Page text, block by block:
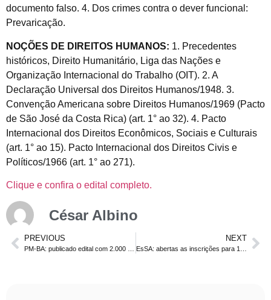
documento falso. 4. Dos crimes contra o dever funcional:
Prevaricação.
NOÇÕES DE DIREITOS HUMANOS: 1. Precedentes
históricos, Direito Humanitário, Liga das Nações e
Organização Internacional do Trabalho (OIT). 2. A
Declaração Universal dos Direitos Humanos/1948. 3.
Convenção Americana sobre Direitos Humanos/1969 (Pacto
de São José da Costa Rica) (art. 1° ao 32). 4. Pacto
Internacional dos Direitos Econômicos, Sociais e Culturais
(art. 1° ao 15). Pacto Internacional dos Direitos Civis e
Políticos/1966 (art. 1° ao 271).
Clique e confira o edital completo.
César Albino
PREVIOUS
PM-BA: publicado edital com 2.000 vagas! Nível Médio.
NEXT
EsSA: abertas as inscrições para 1.100 vagas. Prova dia 24 de setembro.